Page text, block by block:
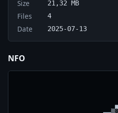
Size 21,32 MB
Files 4
Date 2025-07-13
NFO